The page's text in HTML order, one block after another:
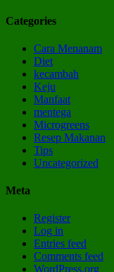
Categories
Cara Menanam
Diet
kecambah
Keju
Manfaat
mentega
Microgreens
Resep Makanan
Tips
Uncategorized
Meta
Register
Log in
Entries feed
Comments feed
WordPress.org